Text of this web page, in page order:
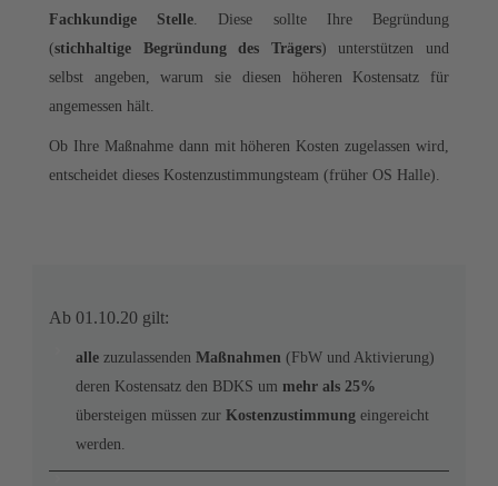
Fachkundige Stelle. Diese sollte Ihre Begründung
(stichhaltige Begründung des Trägers) unterstützen und
selbst angeben, warum sie diesen höheren Kostensatz für
angemessen hält.
Ob Ihre Maßnahme dann mit höheren Kosten zugelassen wird,
entscheidet dieses Kostenzustimmungsteam (früher OS Halle).
Ab 01.10.20 gilt:
alle zuzulassenden Maßnahmen (FbW und Aktivierung)
deren Kostensatz den BDKS um mehr als 25%
übersteigen müssen zur Kostenzustimmung eingereicht
werden.